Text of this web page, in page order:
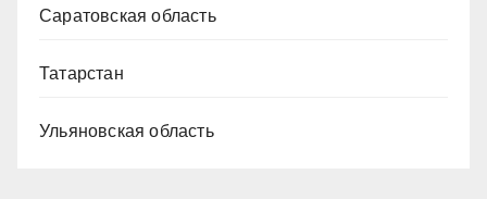
Саратовская область
Татарстан
Ульяновская область